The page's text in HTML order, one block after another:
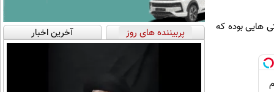
هایی بوده که پربیننده های روز آخرین اخبار